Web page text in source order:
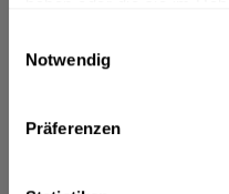
Notwendig
Präferenzen
Zutaten und Allergene